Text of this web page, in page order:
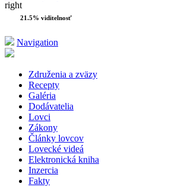
21.5% viditelnosť
Navigation
Združenia a zväzy
Recepty
Galéria
Dodávatelia
Lovci
Zákony
Články lovcov
Lovecké videá
Elektronická kniha
Inzercia
Fakty